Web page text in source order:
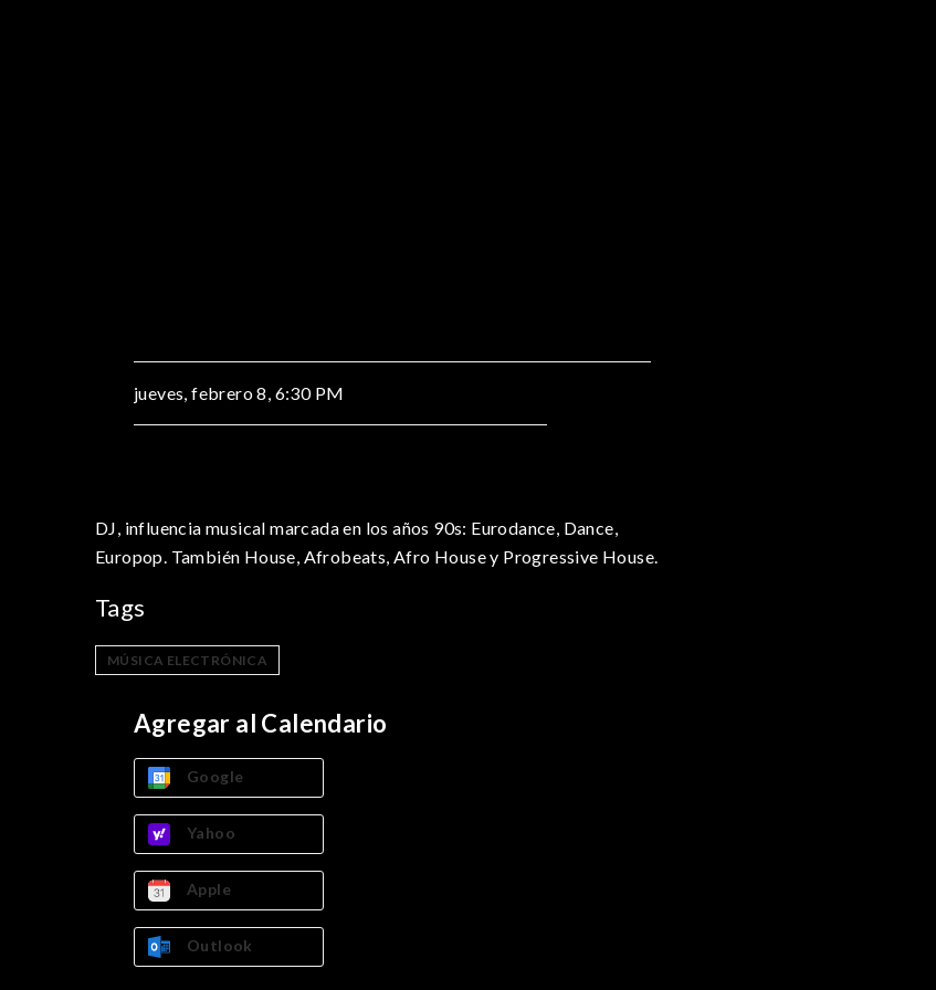
jueves, febrero 8, 6:30 PM
DJ, influencia musical marcada en los años 90s: Eurodance, Dance,
Europop. También House, Afrobeats, Afro House y Progressive House.
Tags
MÚSICA ELECTRÓNICA
Agregar al Calendario
Google
Yahoo
Apple
Outlook